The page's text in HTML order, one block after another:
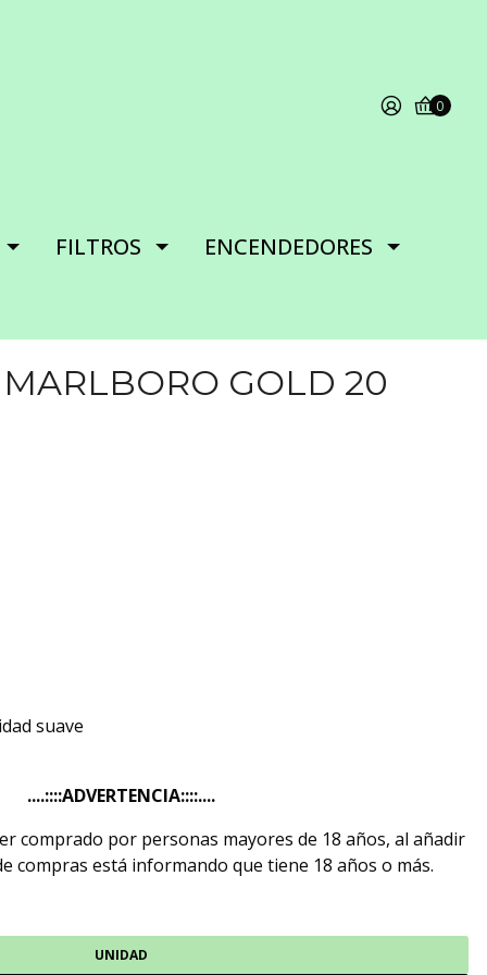
0
FILTROS ENCENDEDORES
GOLD 20
suave
....::::ADVERTENCIA::::....
comprado por personas mayores de 18 años, al añadir
compras está informando que tiene 18 años o más.
UNIDAD